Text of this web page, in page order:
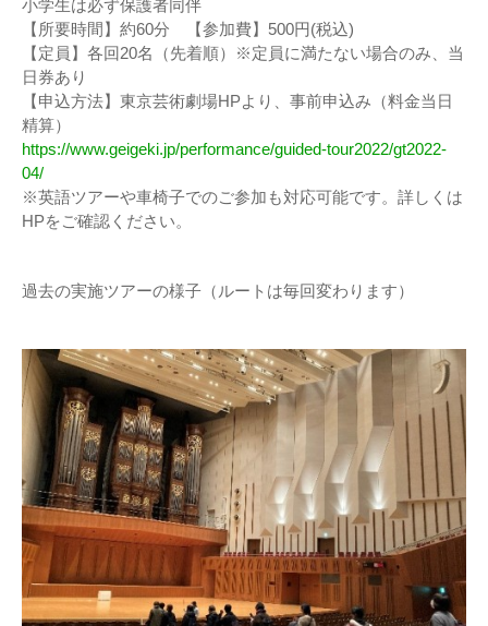
小学生は必ず保護者同伴
【所要時間】約60分 【参加費】500円(税込)
【定員】各回20名（先着順）※定員に満たない場合のみ、当
日券あり
【申込方法】東京芸術劇場HPより、事前申込み（料金当日
精算）
https://www.geigeki.jp/performance/guided-tour2022/gt2022-
04/
※英語ツアーや車椅子でのご参加も対応可能です。詳しくは
HPをご確認ください。
過去の実施ツアーの様子（ルートは毎回変わります）